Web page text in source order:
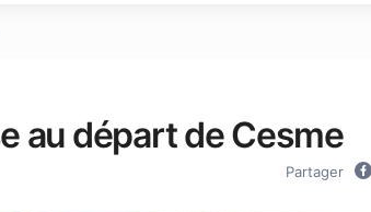
au départ de Cesme
Partager